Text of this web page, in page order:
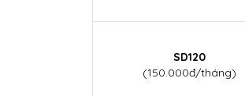
SD120
(150.000đ/tháng)